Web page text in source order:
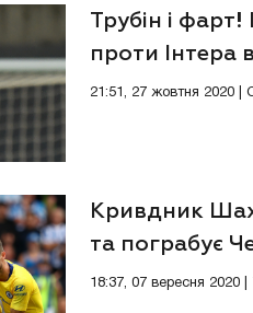
Трубін і
проти Інтера
21:51, 27 жовтня 2020
Кривдник
та пограбує
18:37, 07 вересня